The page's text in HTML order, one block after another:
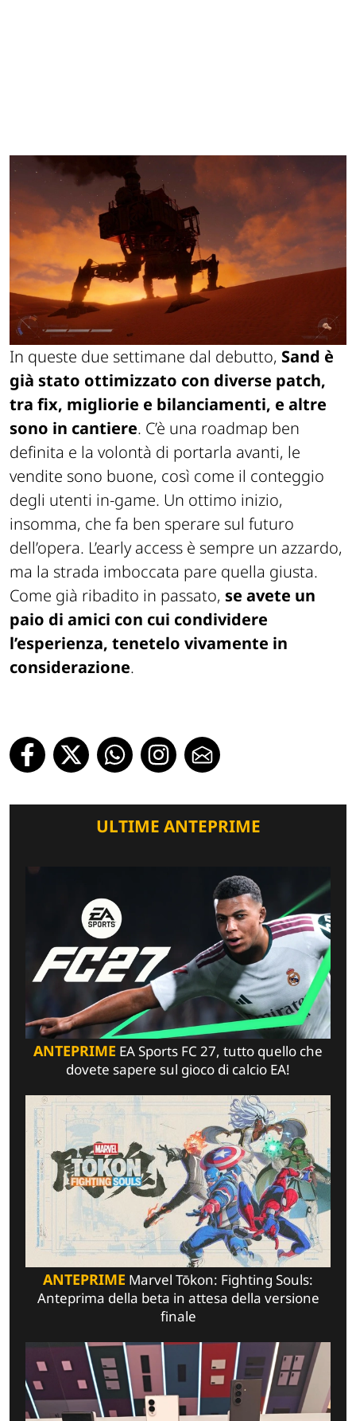
In queste due settimane dal debutto, Sand è
già stato ottimizzato con diverse patch,
tra fix, migliorie e bilanciamenti, e altre
sono in cantiere. C’è una roadmap ben
definita e la volontà di portarla avanti, le
vendite sono buone, così come il conteggio
degli utenti in-game. Un ottimo inizio,
insomma, che fa ben sperare sul futuro
dell’opera. L’early access è sempre un azzardo,
ma la strada imboccata pare quella giusta.
Come già ribadito in passato, se avete un
paio di amici con cui condividere
l’esperienza, tenetelo vivamente in
considerazione.
ULTIME ANTEPRIME
ANTEPRIME EA Sports FC 27, tutto quello che
dovete sapere sul gioco di calcio EA!
ANTEPRIME Marvel Tōkon: Fighting Souls:
Anteprima della beta in attesa della versione
finale